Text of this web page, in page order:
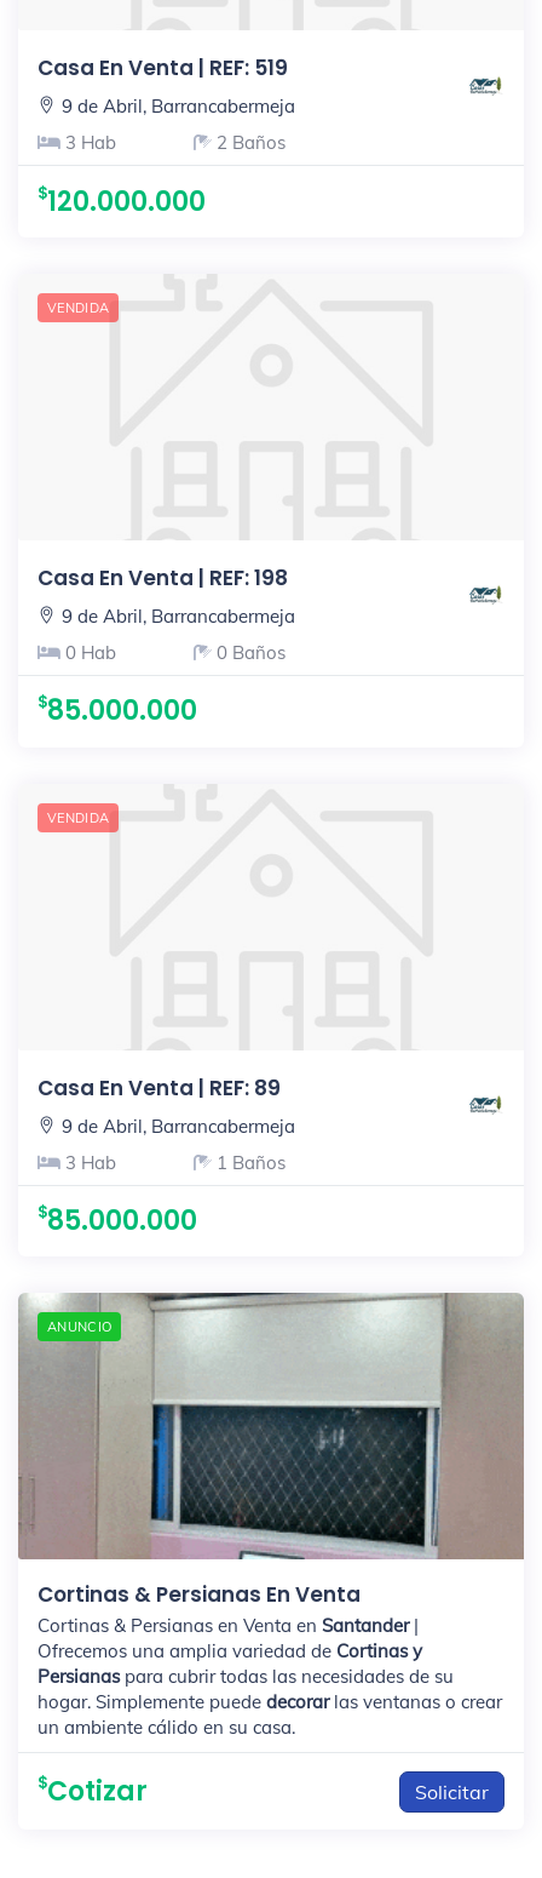
Casa En Venta | REF: 519
9 de Abril, Barrancabermeja
3 Hab
2 Baños
120.000.000
VENDIDA
Casa En Venta | REF: 198
9 de Abril, Barrancabermeja
0 Hab
0 Baños
85.000.000
VENDIDA
Casa En Venta | REF: 89
9 de Abril, Barrancabermeja
3 Hab
1 Baños
85.000.000
ANUNCIO
Cortinas & Persianas En Venta
Cortinas & Persianas en Venta en Santander|
Ofrecemos una amplia variedad de Cortinas y
Persianaspara cubrir todas las necesidades de su
hogar. Simplemente puede decorarlas ventanas o crear
un ambiente cálido en su casa.
Cotizar Solicitar